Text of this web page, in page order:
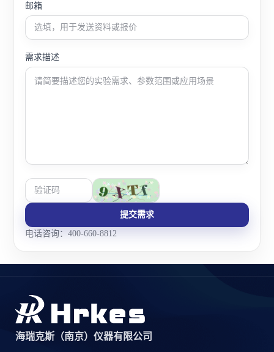
邮箱
需求描述
提交需求
电话咨询：400-660-8812
海瑞克斯（南京）仪器有限公司